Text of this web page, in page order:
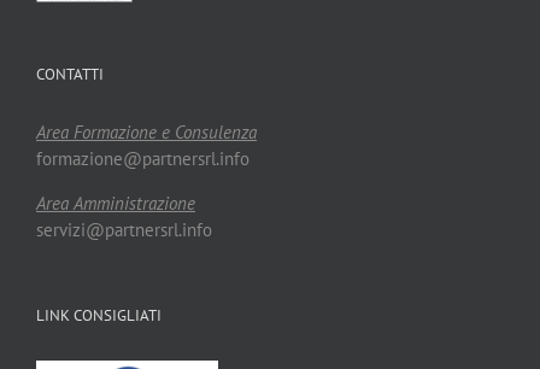
CONTATTI
Area Formazione e Consulenza
formazione@partnersrl.info
Area Amministrazione
servizi@partnersrl.info
LINK CONSIGLIATI